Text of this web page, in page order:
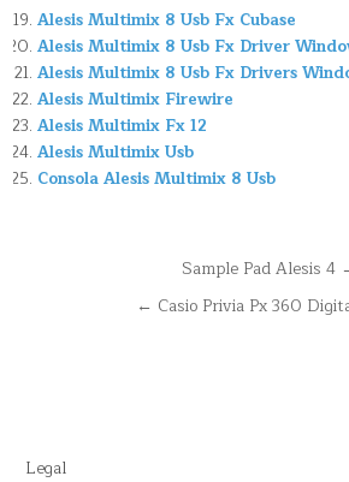
Alesis Multimix 8 Usb Fx Cubase
Alesis Multimix 8 Usb Fx Driver
Alesis Multimix 8 Usb Fx Drivers
Alesis Multimix Firewire
Alesis Multimix Fx 12
Alesis Multimix Usb
Consola Alesis Multimix 8 Usb
NavegaciónSample Pad Alesis 4
← Casio Privia Px 360
Legal